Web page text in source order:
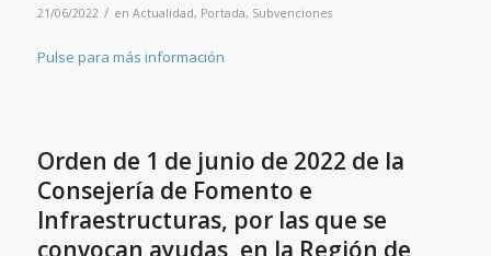
21/06/2022 / en Actualidad, Portada, Subvenciones
Pulse para más información
Orden de 1 de junio de 2022 de la
Consejería de Fomento e
Infraestructuras, por las que se
convocan ayudas, en la Región de